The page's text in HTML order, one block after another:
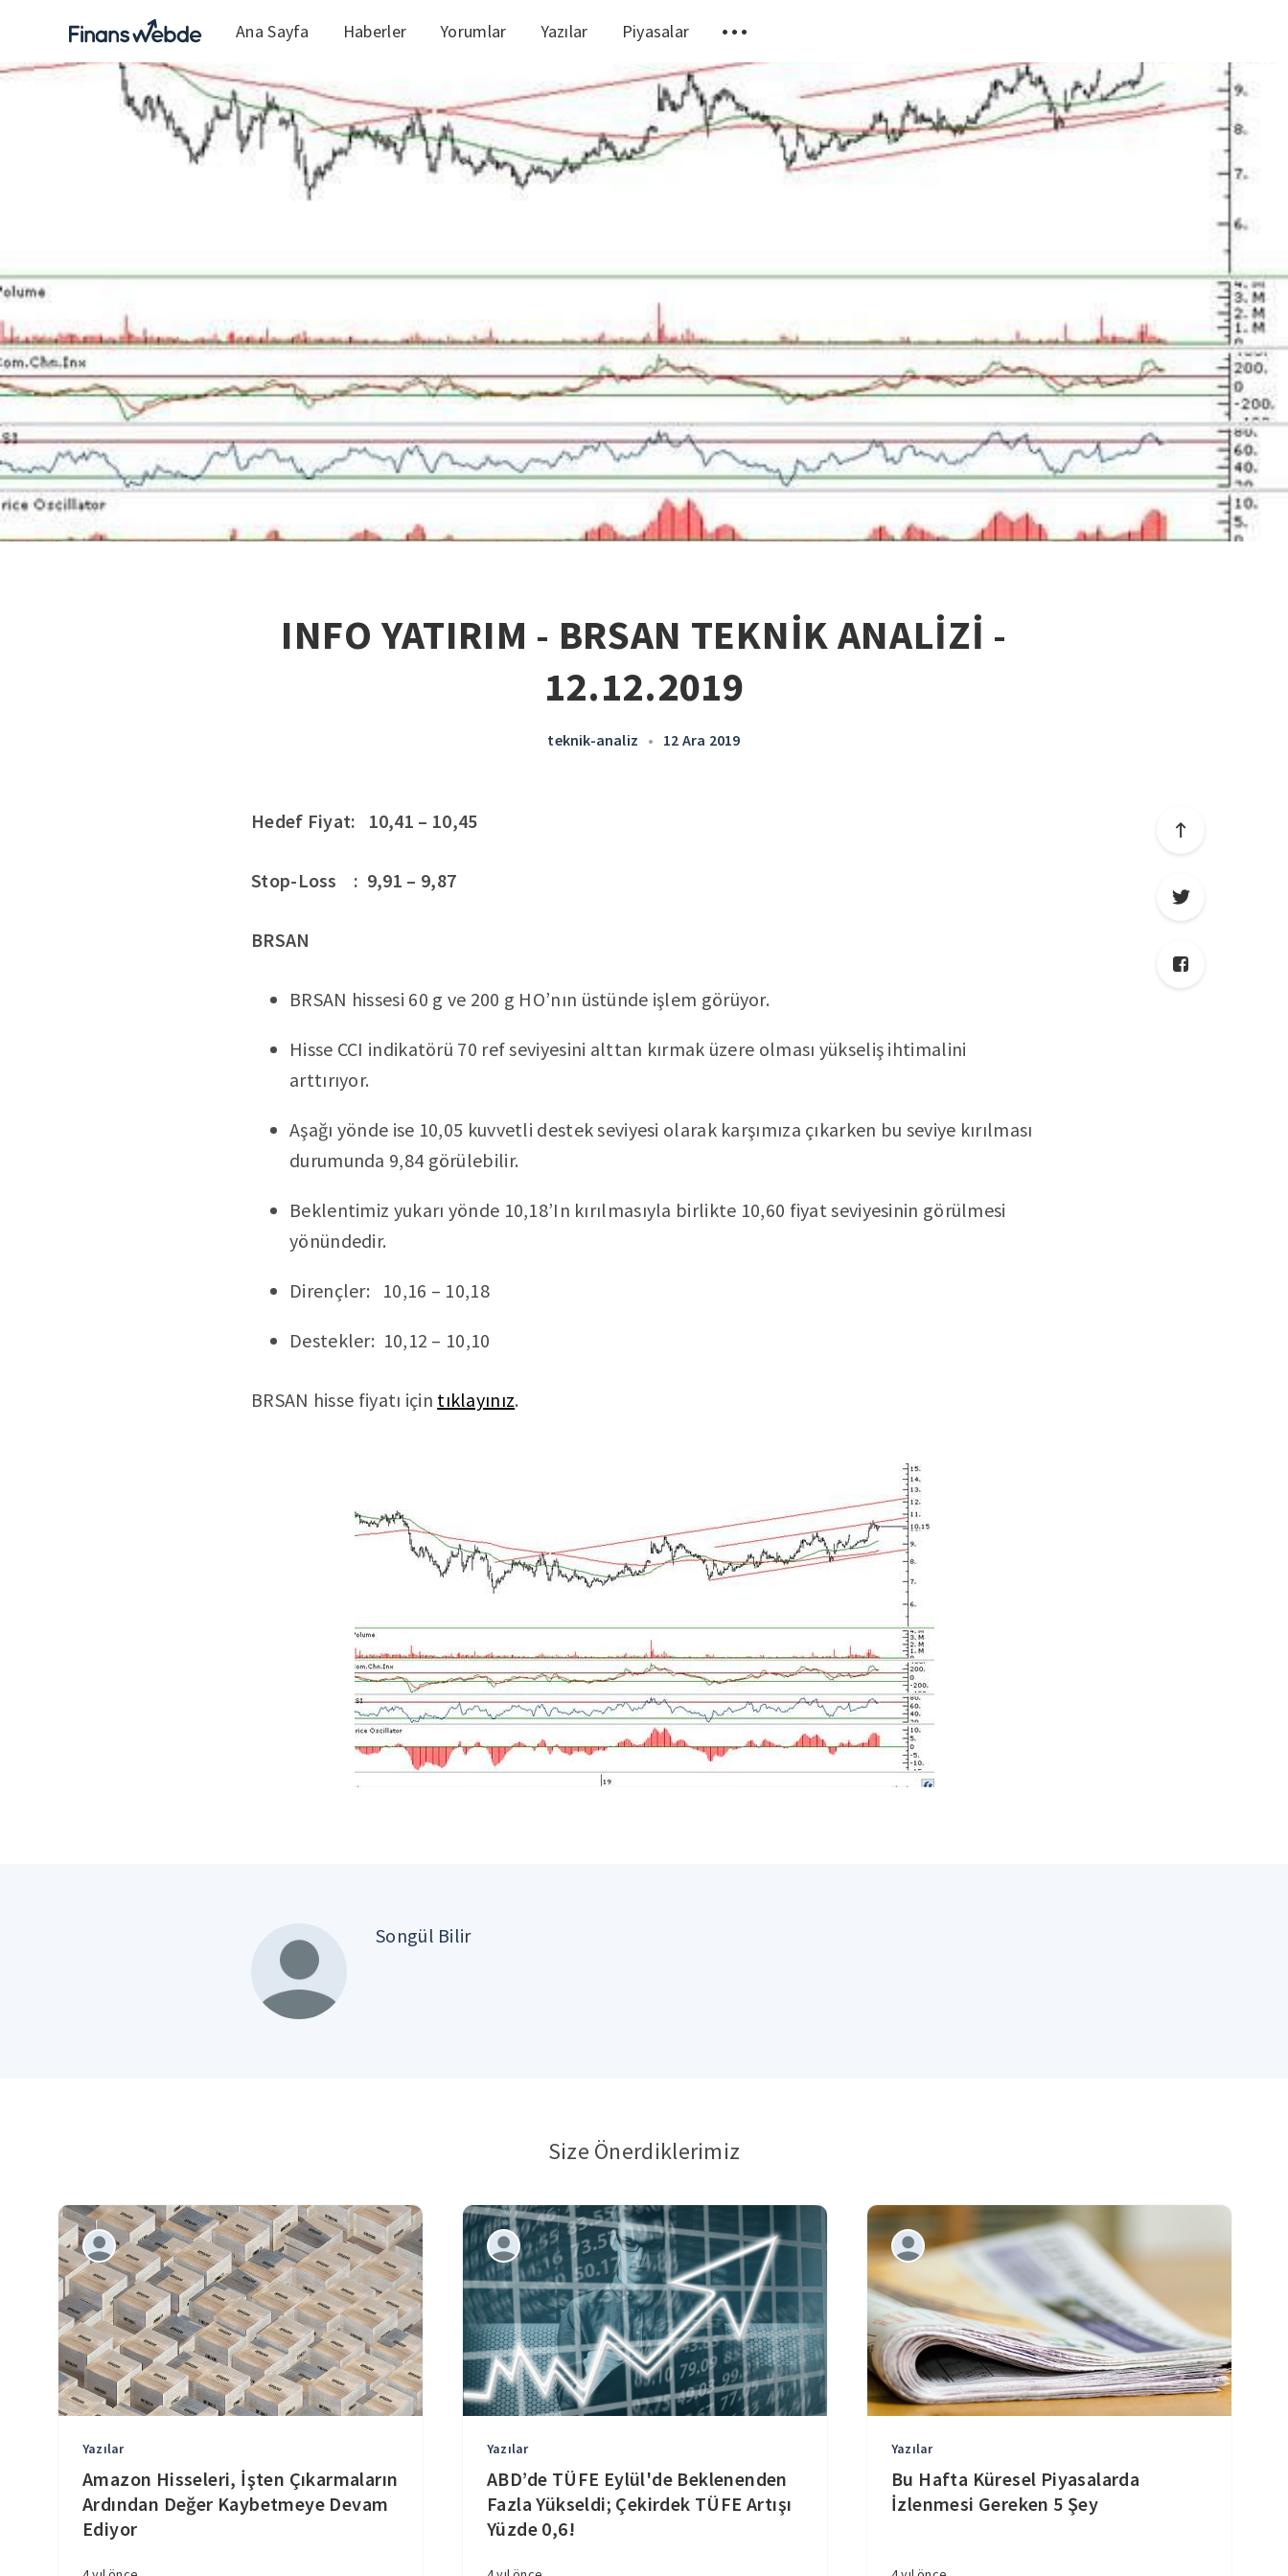
Ana Sayfa Haberler Yorumlar Yazılar Piyasalar
INFO YATIRIM - BRSAN TEKNİK ANALİZİ -
12.12.2019
teknik-analiz • 12 Ara 2019
Hedef Fiyat: 10,41 – 10,45
Stop-Loss : 9,91 – 9,87
BRSAN
BRSAN hissesi 60 g ve 200 g HO’nın üstünde işlem görüyor.
Hisse CCI indikatörü 70 ref seviyesini alttan kırmak üzere olması yükseliş ihtimalini
arttırıyor.
Aşağı yönde ise 10,05 kuvvetli destek seviyesi olarak karşımıza çıkarken bu seviye kırılması
durumunda 9,84 görülebilir.
Beklentimiz yukarı yönde 10,18’In kırılmasıyla birlikte 10,60 fiyat seviyesinin görülmesi
yönündedir.
Dirençler: 10,16 – 10,18
Destekler: 10,12 – 10,10
BRSAN hisse fiyatı için tıklayınız.
Songül Bilir
Size Önerdiklerimiz
Yazılar
Amazon Hisseleri, İşten Çıkarmaların
Ardından Değer Kaybetmeye Devam
Ediyor
Yazılar
ABD’de TÜFE Eylül'de Beklenenden
Fazla Yükseldi; Çekirdek TÜFE Artışı
Yüzde 0,6!
Yazılar
Bu Hafta Küresel Piyasalarda
İzlenmesi Gereken 5 Şey